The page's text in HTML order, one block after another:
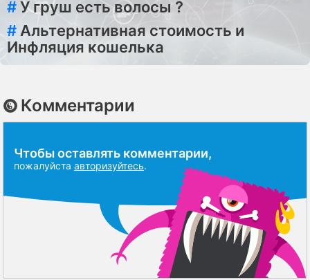
#У груш есть волосы ?
# Альтернативная стоимость и
Инфляция кошелька
Комментарии
Чтобы оставлять комментарии,
пожалуйста авторизуйтесь.